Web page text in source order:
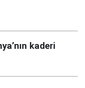
kaderi